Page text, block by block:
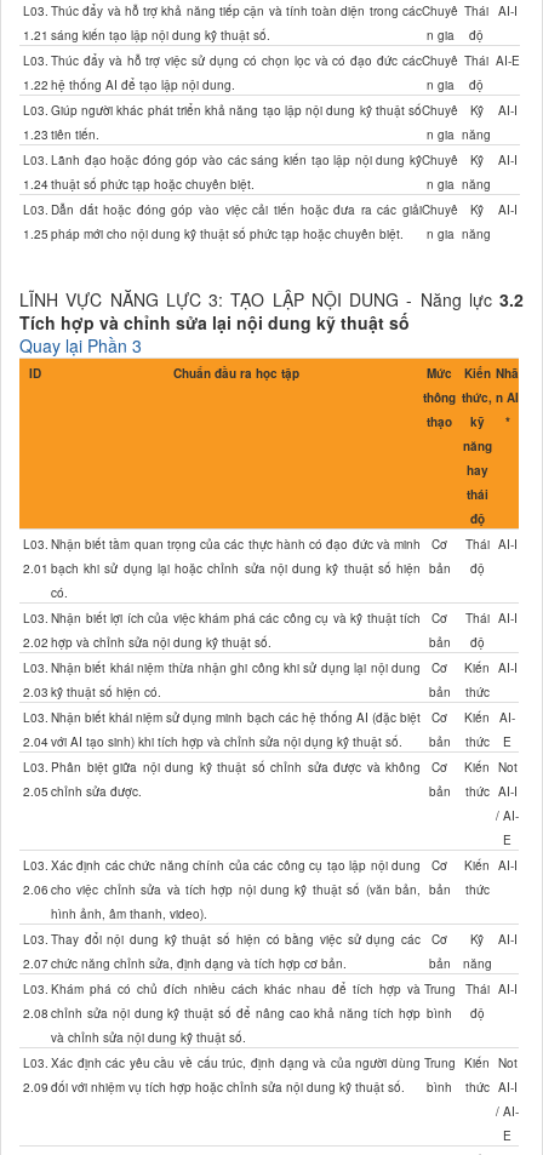
L03.
1.21
Thúc đẩy và hỗ trợ khả năng tiếp cận và tính toàn diện trong các
sáng kiến tạo lập nội dung kỹ thuật số.
Chuyê
n gia
Thái
độ
AI-I
L03.
1.22
Thúc đẩy và hỗ trợ việc sử dụng có chọn lọc và có đạo đức các
hệ thống AI để tạo lập nội dung.
Chuyê
n gia
Thái
độ
AI-E
L03.
1.23
Giúp người khác phát triển khả năng tạo lập nội dung kỹ thuật số
tiên tiến.
Chuyê
n gia
Kỹ
năng
AI-I
L03.
1.24
Lãnh đạo hoặc đóng góp vào các sáng kiến tạo lập nội dung kỹ
thuật số phức tạp hoặc chuyên biệt.
Chuyê
n gia
Kỹ
năng
AI-I
L03.
1.25
Dẫn dắt hoặc đóng góp vào việc cải tiến hoặc đưa ra các giải
pháp mới cho nội dung kỹ thuật số phức tạp hoặc chuyên biệt.
Chuyê
n gia
Kỹ
năng
AI-I
LĨNH VỰC NĂNG LỰC 3: TẠO LẬP NỘI DUNG - Năng lực 3.2
Tích hợp và chỉnh sửa lại nội dung kỹ thuật số
Quay lại Phần 3
ID Chuẩn đầu ra học tập
Mức
thông
thạo
Kiến
thức,
kỹ
năng
hay
thái
độ
Nhã
n AI
*
L03.
2.01
Nhận biết tầm quan trọng của các thực hành có đạo đức và minh
bạch khi sử dụng lại hoặc chỉnh sửa nội dung kỹ thuật số hiện
có.
Cơ
bản
Thái
độ
AI-I
L03.
2.02
Nhận biết lợi ích của việc khám phá các công cụ và kỹ thuật tích
hợp và chỉnh sửa nội dung kỹ thuật số.
Cơ
bản
Thái
độ
AI-I
L03.
2.03
Nhận biết khái niệm thừa nhận ghi công khi sử dụng lại nội dung
kỹ thuật số hiện có.
Cơ
bản
Kiến
thức
AI-I
L03.
2.04
Nhận biết khái niệm sử dụng minh bạch các hệ thống AI (đặc biệt
với AI tạo sinh) khi tích hợp và chỉnh sửa nội dụng kỹ thuật số.
Cơ
bản
Kiến
thức
AI-
E
L03.
2.05
Phân biệt giữa nội dung kỹ thuật số chỉnh sửa được và không
chỉnh sửa được.
Cơ
bản
Kiến
thức
Not
AI-I
/ AI-
E
L03.
2.06
Xác định các chức năng chính của các công cụ tạo lập nội dung
cho việc chỉnh sửa và tích hợp nội dung kỹ thuật số (văn bản,
hình ảnh, âm thanh, video).
Cơ
bản
Kiến
thức
AI-I
L03.
2.07
Thay đổi nội dung kỹ thuật số hiện có bằng việc sử dụng các
chức năng chỉnh sửa, định dạng và tích hợp cơ bản.
Cơ
bản
Kỹ
năng
AI-I
L03.
2.08
Khám phá có chủ đích nhiều cách khác nhau để tích hợp và
chỉnh sửa nội dung kỹ thuật số để nâng cao khả năng tích hợp
và chỉnh sửa nội dung kỹ thuật số.
Trung
bình
Thái
độ
AI-I
L03.
2.09
Xác định các yêu cầu về cấu trúc, định dạng và của người dùng
đối với nhiệm vụ tích hợp hoặc chỉnh sửa nội dung kỹ thuật số.
Trung
bình
Kiến
thức
Not
AI-I
/ AI-
E